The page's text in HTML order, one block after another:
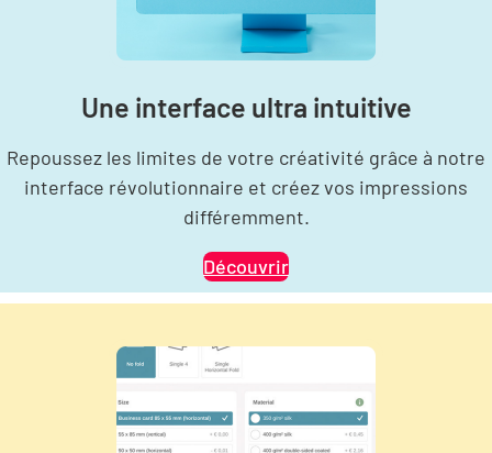
Une interface ultra intuitive
Repoussez les limites de votre créativité grâce à notre
interface révolutionnaire et créez vos impressions
différemment.
Découvrir